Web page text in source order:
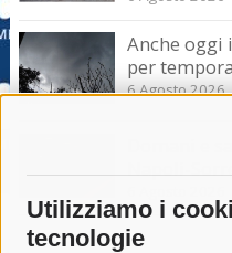
Utilizziamo i
tecnologie
Anche oggi
per
6 Agosto 2026
Domani e
Napoli-